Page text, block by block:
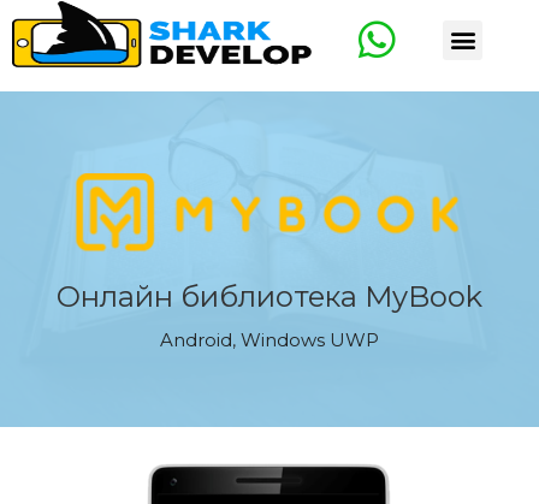
Онлайн библиотека MyBook
Android, Windows UWP